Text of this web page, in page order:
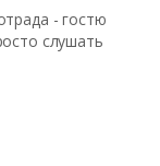
- гостю
слушать